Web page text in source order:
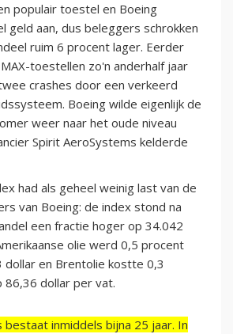
populair toestel en Boeing
geld aan, dus beleggers schrokken
ruim 6 procent lager. Eerder
toestellen zo'n anderhalf jaar
crashes door een verkeerd
Boeing wilde eigenlijk de
weer naar het oude niveau
Spirit AeroSystems kelderde
had als geheel weinig last van de
van Boeing: de index stond na
een fractie hoger op 34.042
olie werd 0,5 procent
dollar en Brentolie kostte 0,3
dollar per vat.
bestaat inmiddels bijna 25 jaar. In